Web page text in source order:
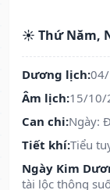
☀️ Thứ Năm,
Dương lịch:
Âm lịch:15/10/
Can chi:Ngày:
Tiết khí:Tiểu
Ngày Kim
tài lộc thông